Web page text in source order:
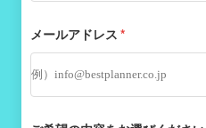
メールアドレス *